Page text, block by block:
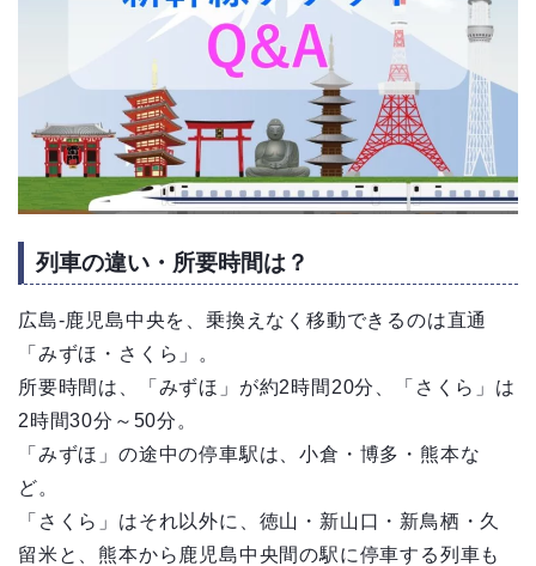
列車の違い・所要時間は？
広島-鹿児島中央を、乗換えなく移動できるのは直通
「みずほ・さくら」。
所要時間は、「みずほ」が約2時間20分、「さくら」は
2時間30分～50分。
「みずほ」の途中の停車駅は、小倉・博多・熊本な
ど。
「さくら」はそれ以外に、徳山・新山口・新鳥栖・久
留米と、熊本から鹿児島中央間の駅に停車する列車も